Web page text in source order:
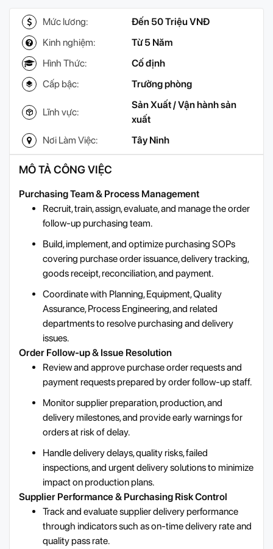
Mức lương:
Đến 50 Triệu VNĐ
Kinh nghiệm:
Từ 5 Năm
Hình Thức:
Cố định
Cấp bậc:
Trưởng phòng
Lĩnh vực:
Sản Xuất / Vận hành sản
xuất
Nơi Làm Việc:
Tây Ninh
MÔ TẢ CÔNG VIỆC
Purchasing Team & Process Management
Recruit, train, assign, evaluate, and manage the order
follow-up purchasing team.
Build, implement, and optimize purchasing SOPs
covering purchase order issuance, delivery tracking,
goods receipt, reconciliation, and payment.
Coordinate with Planning, Equipment, Quality
Assurance, Process Engineering, and related
departments to resolve purchasing and delivery
issues.
Order Follow-up & Issue Resolution
Review and approve purchase order requests and
payment requests prepared by order follow-up staff.
Monitor supplier preparation, production, and
delivery milestones, and provide early warnings for
orders at risk of delay.
Handle delivery delays, quality risks, failed
inspections, and urgent delivery solutions to minimize
impact on production plans.
Supplier Performance & Purchasing Risk Control
Track and evaluate supplier delivery performance
through indicators such as on-time delivery rate and
quality pass rate.